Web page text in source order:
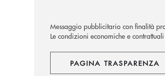
Messaggio pubblicitario con finalità
Le condizioni economiche e
PAGINA TRASPARENZA